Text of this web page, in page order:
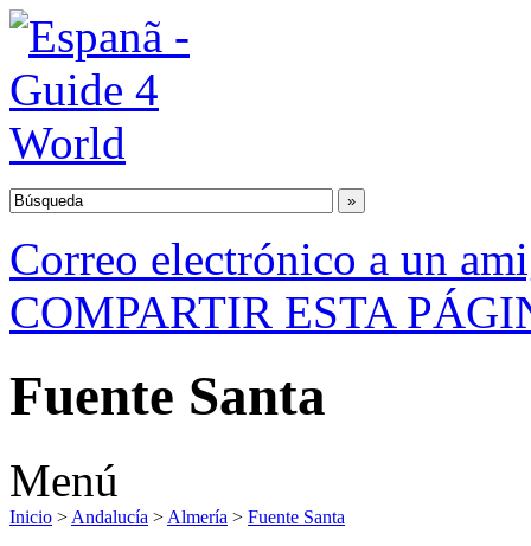
Correo electrónico a un
COMPARTIR ESTA
Fuente Santa
Menú
Inicio > Andalucía > Almería > Fuente Santa